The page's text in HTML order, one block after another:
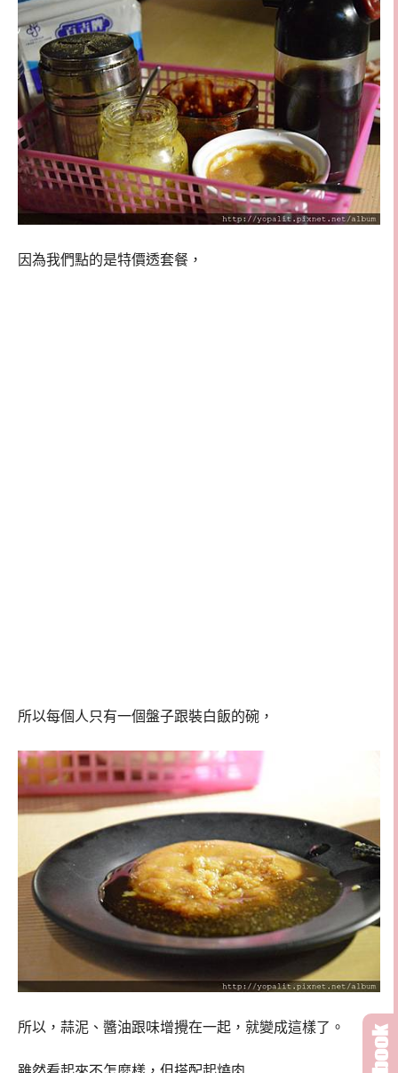
因為我們點的是特價透套餐，
所以每個人只有一個盤子跟裝白飯的碗，
所以，蒜泥、醬油跟味增攪在一起，就變成這樣了。